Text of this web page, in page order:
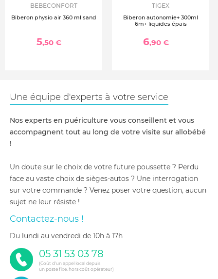
BEBECONFORT
Biberon physio air 360 ml sand
5,50 €
TIGEX
Biberon autonomie+ 300ml
6m+ liquides épais
6,90 €
Une équipe d'experts à votre service
Nos experts en puériculture vous conseillent et vous
accompagnent tout au long de votre visite sur allobébé
!
Un doute sur le choix de votre future poussette ? Perdu
face au vaste choix de sièges-autos ? Une interrogation
sur votre commande ? Venez poser votre question, aucun
sujet ne leur résiste !
Contactez-nous !
du lundi au vendredi de 10h à 17h
05 31 53 03 78
(Coût d'un appel local depuis
un poste fixe, hors coût opérateur)